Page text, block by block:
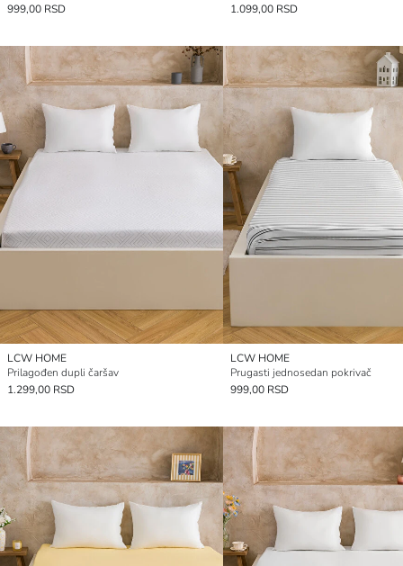
999,00 RSD
1.099,00 RSD
LCW HOME
Prilagođen dupli čaršav
1.299,00 RSD
LCW HOME
Prugasti jednosedan pokrivač
999,00 RSD